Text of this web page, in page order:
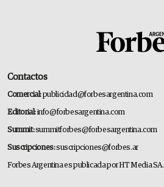
Contactos
Comercial:publicidad@forbesargentina.com
Editorial:info@forbesargentina.com
Summit:summitforbes@forbesargentina.com
Suscripciones:suscripciones@forbes.ar
Forbes Argentina es publicada por HT Media SA.